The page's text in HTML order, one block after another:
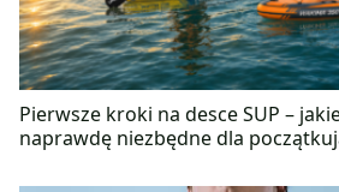
Pierwsze kroki na desce SUP –
naprawdę niezbędne dla